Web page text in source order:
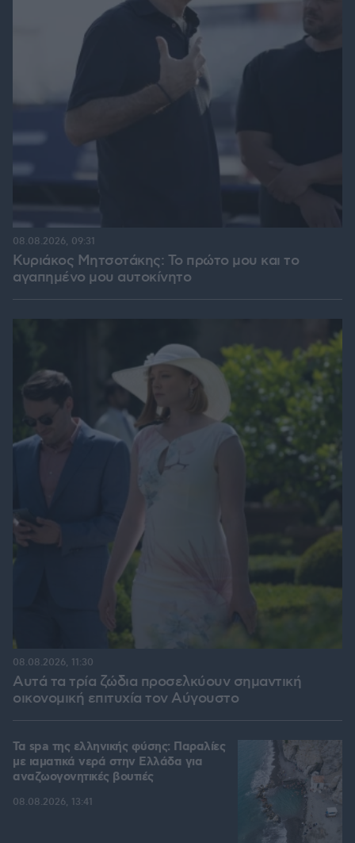
Κυριάκος Μητσοτάκης: Το πρώτο μου και το
αγαπημένο μου αυτοκίνητο
08.08.2026, 09:31
Αυτά τα τρία ζώδια προσελκύουν σημαντική
οικονομική επιτυχία τον Αύγουστο
08.08.2026, 11:30
Τα spa της ελληνικής φύσης: Παραλίες
με ιαματικά νερά στην Ελλάδα για
αναζωογονητικές βουτιές
08.08.2026, 13:41